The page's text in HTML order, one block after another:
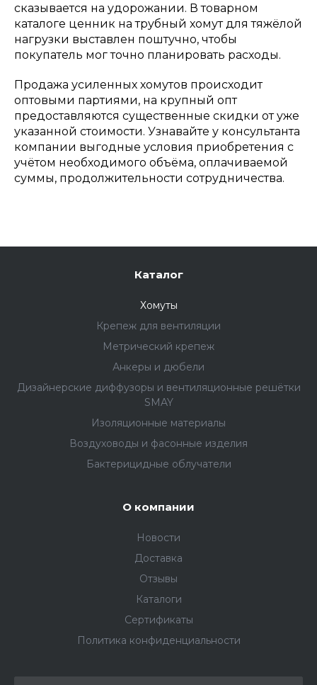
сказывается на удорожании. В товарном
каталоге ценник на трубный хомут для тяжёлой
нагрузки выставлен поштучно, чтобы
покупатель мог точно планировать расходы.
Продажа усиленных хомутов происходит
оптовыми партиями, на крупный опт
предоставляются существенные скидки от уже
указанной стоимости. Узнавайте у консультанта
компании выгодные условия приобретения с
учётом необходимого объёма, оплачиваемой
суммы, продолжительности сотрудничества.
Каталог
Хомуты
Крепеж для вентиляции
Метрический крепеж
Анкеры и дюбели
Дизайнерские диффузоры и вентиляционные решётки
SMAY
Изоляционные материалы
Воздуховоды и фасонные изделия
Бактерицидные облучатели
О компании
Новости
Доставка
Отзывы
Каталоги
Сертификаты
Политика конфиденциальности